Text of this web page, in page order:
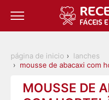
página de inicio
lanches
mousse de abacaxi com
MOUSSE DE